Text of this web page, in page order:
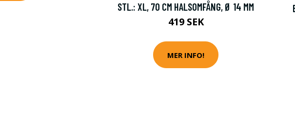
STL.: XL, 70 CM HALSOMFÅNG, Ø 14 MM
419 SEK
MER INFO!